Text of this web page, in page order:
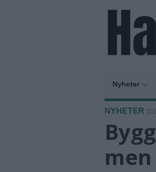
Nyheter
NYHETER